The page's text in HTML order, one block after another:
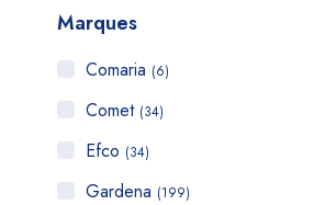
Marques
Comaria (6)
Comet (34)
Efco (34)
Gardena (199)